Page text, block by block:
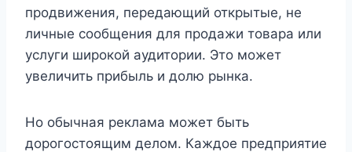
продвижения, передающий открытые, не
личные сообщения для продажи товара или
услуги широкой аудитории. Это может
увеличить прибыль и долю рынка.
Но обычная реклама может быть
дорогостоящим делом. Каждое предприятие